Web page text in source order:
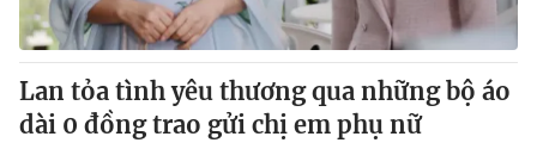
Lan tỏa tình yêu thương qua những bộ áo
dài 0 đồng trao gửi chị em phụ nữ